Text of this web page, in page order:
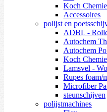
Koch
Accessoires
polijst en
ADBL -
Autochem
Autochem
Koch
Lamsvel -
Rupes foam/
Microfiber
steunschijven
polijstmachines